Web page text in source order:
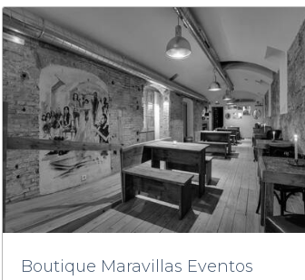
Boutique Maravillas Eventos